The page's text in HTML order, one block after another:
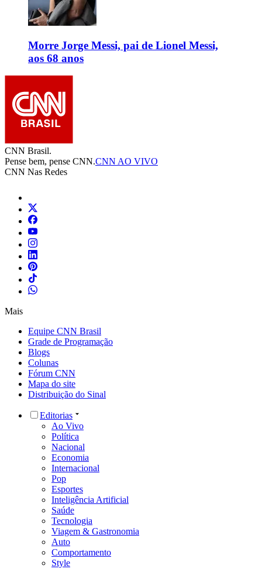
Morre Jorge Messi, pai de Lionel Messi,
aos 68 anos
CNN Brasil.
Pense bem, pense CNN.CNN AO VIVO
CNN Nas Redes
Mais
Equipe CNN Brasil
Grade de Programação
Blogs
Colunas
Fórum CNN
Mapa do site
Distribuição do Sinal
Editorias
Ao Vivo
Política
Nacional
Economia
Internacional
Pop
Esportes
Inteligência Artificial
Saúde
Tecnologia
Viagem & Gastronomia
Auto
Comportamento
Style